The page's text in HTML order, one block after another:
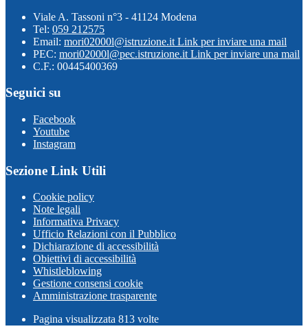
Viale A. Tassoni n°3 - 41124 Modena
Tel: 059 212575
Email: mori02000l@istruzione.it Link per inviare una mail
PEC: mori02000l@pec.istruzione.it Link per inviare una mail
C.F.: 00445400369
Seguici su
Facebook
Youtube
Instagram
Sezione Link Utili
Cookie policy
Note legali
Informativa Privacy
Ufficio Relazioni con il Pubblico
Dichiarazione di accessibilità
Obiettivi di accessibilità
Whistleblowing
Gestione consensi cookie
Amministrazione trasparente
Pagina visualizzata 813 volte